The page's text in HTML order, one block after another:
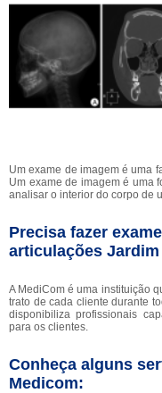
Um exame de imagem é uma
Um exame de imagem é uma
analisar o interior do corpo de
Precisa fazer
articulações Jardim
A MediCom é uma instituição
trato de cada cliente durante
disponibiliza profissionais
para os clientes.
Conheça alguns
Medicom: